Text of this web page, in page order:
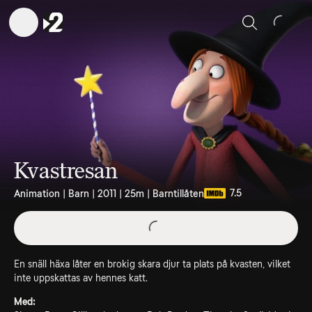
Sök
Kvastresan
Animation | Barn | 2011 | 25m | Barntillåten 7.5
En snäll häxa låter en brokig skara djur ta plats på kvasten, vilket
inte uppskattas av hennes katt.
Med: